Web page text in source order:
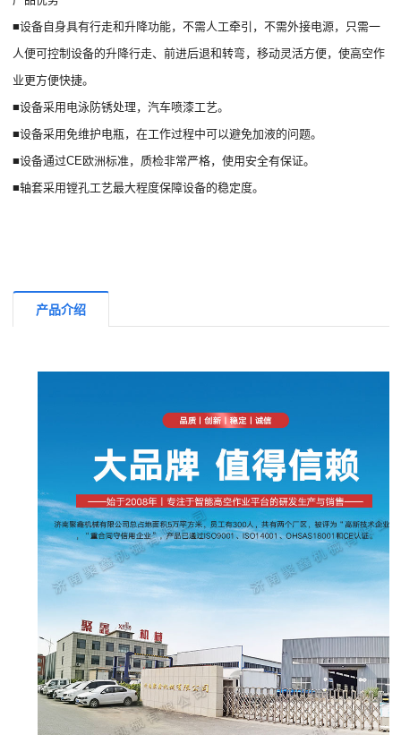
■设备自身具有行走和升降功能，不需人工牵引，不需外接电源，只需一
人便可控制设备的升降行走、前进后退和转弯，移动灵活方便，使高空作
业更方便快捷。
■设备采用电泳防锈处理，汽车喷漆工艺。
■设备采用免维护电瓶，在工作过程中可以避免加液的问题。
■设备通过CE欧洲标准，质检非常严格，使用安全有保证。
■轴套采用镗孔工艺最大程度保障设备的稳定度。
产品介绍